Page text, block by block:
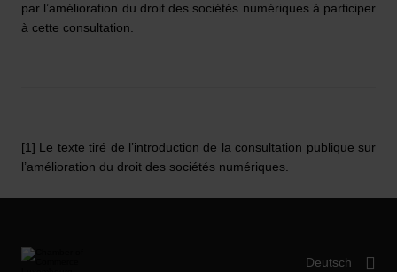
par l’amélioration du droit des sociétés numériques à participer
à cette consultation.
[1] Le texte tiré de l’introduction de la consultation publique sur
l’amélioration du droit des sociétés numériques.